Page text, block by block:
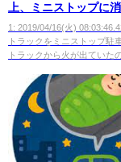
上、ミニストップに
りようと頼んでも貸
ず、後日ミニストッ
場修理費の請求が届く
1: 2019/04/16(火)
トラックをミニストップ駐
トラックから火が出ていたの